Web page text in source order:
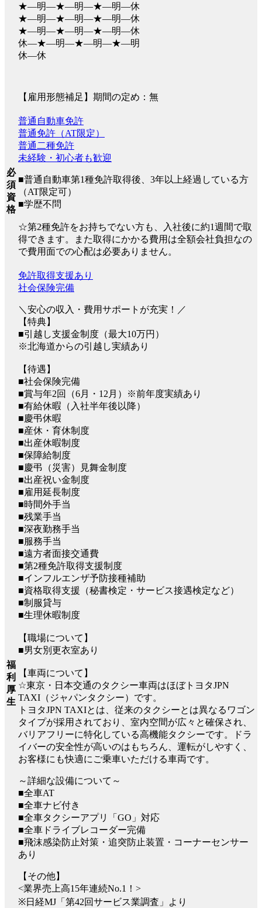
★―明―★―明―★―明―休
★―明―★―明―★―明―休
★―明―★―明―★―明―休
休―★―明―★―明―★―明
休―休
【雇用形態補足】期間の定め：無
必
須
資
格
普通自動車免許
普通免許（AT限定）
普通二種免許
未経験・初心者も歓迎
■普通自動車第1種免許取得後、3年以上経過している方
（AT限定可）
■学歴不問
☆第2種免許をお持ちでない方も、入社後に約1週間で取
得できます。また取得にかかる費用は全額会社負担なの
で費用面での心配は必要ありません。
福
利
厚
生
免許取得支援あり
社会保険完備
＼安心の収入・費用サポートが充実！／
【特典】
■引越し支援金制度（最大10万円）
※北海道からの引越し実績あり
【待遇】
■社会保険完備
■賞与年2回（6月・12月）※前年度実績あり
■有給休暇（入社半年後以降）
■慶弔休暇
■産休・育休制度
■出産休暇制度
■保障給制度
■慶弔（災害）見舞金制度
■出産祝い金制度
■雇用延長制度
■時間外手当
■残業手当
■深夜勤務手当
■服務手当
■遠方者面接交通費
■第2種免許取得支援制度
■インフルエンザ予防接種補助
■資格取得支援（秘書検定・サービス接遇検定など）
■制服貸与
■生理休暇制度
【職場について】
■男女別更衣室あり
【車両について】
☆東京・日本交通のタクシー車両はほぼトヨタJPN
TAXI（ジャパンタクシー）です。
トヨタJPN TAXIとは、従来のタクシーとは異なるワゴン
タイプが採用されており、室内空間が広々と確保され、
バリアフリーに特化している高機能タクシーです。ドラ
イバーの安全性が高いのはもちろん、運転がしやすく、
お客様にも快適にご乗車いただける車両です。
～詳細な設備について～
■全車AT
■全車ナビ付き
■全車タクシーアプリ「GO」対応
■全車ドライブレコーダー完備
■飛沫感染防止対策・追突防止装置・コーナーセンサー
あり
【その他】
<業界売上高15年連続No.1！>
※日経MJ「第42回サービス業調査」より